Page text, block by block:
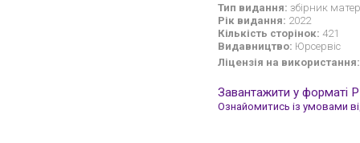
Тип видання: збірник
Рік видання: 2022
Кількість сторінок: 421
Видавництво: Юрсервіс
Ліцензія на використання:
Завантажити у форматі
Ознайомитись із умовами